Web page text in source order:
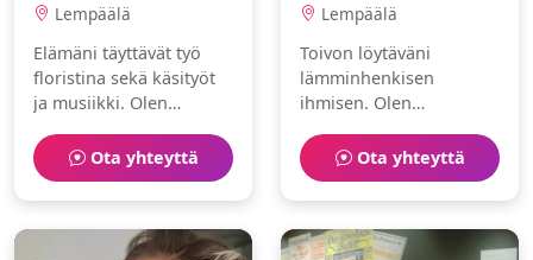
Lempäälä
Elämäni täyttävät työ
floristina sekä käsityöt
ja musiikki. Olen
urheilullinen.Ota yhteyttä
Lempäälä
Toivon löytäväni
lämminhenkisen
ihmisen. Olen
poliisi, joka nauttii taide
ja kirjoittaminen.
Ota yhteyttä